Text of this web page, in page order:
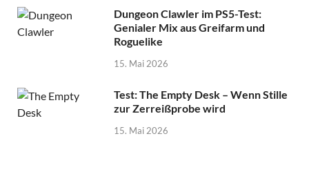
Dungeon Clawler im PS5-Test:
Genialer Mix aus Greifarm und
Roguelike
15. Mai 2026
Test: The Empty Desk – Wenn Stille
zur Zerreißprobe wird
15. Mai 2026